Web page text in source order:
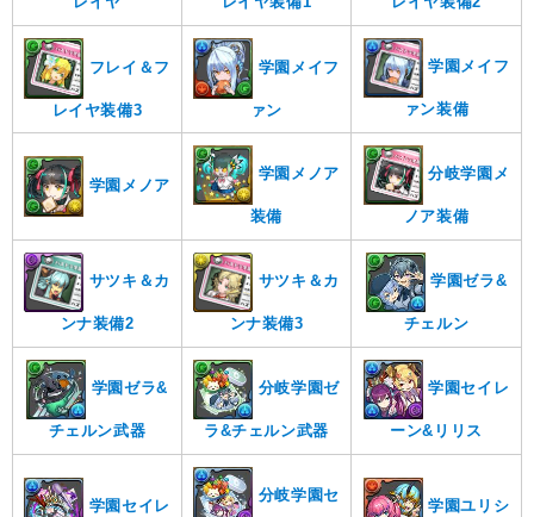
フレイ＆フ
レイヤ装備3
学園メイフ
ァン
学園メイフ
ァン装備
学園メノア
学園メノア
装備
分岐学園メ
ノア装備
サツキ＆カ
ンナ装備2
サツキ＆カ
ンナ装備3
学園ゼラ&
チェルン
学園ゼラ&
チェルン武器
分岐学園ゼ
ラ&チェルン武器
学園セイレ
ーン&リリス
学園セイレ
分岐学園セ
学園ユリシ